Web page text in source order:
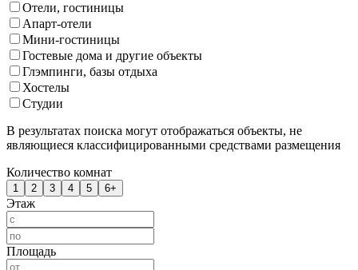
Отели, гостиницы
Апарт-отели
Мини-гостиницы
Гостевые дома и другие объекты
Глэмпинги, базы отдыха
Хостелы
Студии
В результатах поиска могут отображаться объекты, не
являющиеся классифицированными средствами размещения
Количество комнат
1 2 3 4 5 6+
Этаж
Площадь